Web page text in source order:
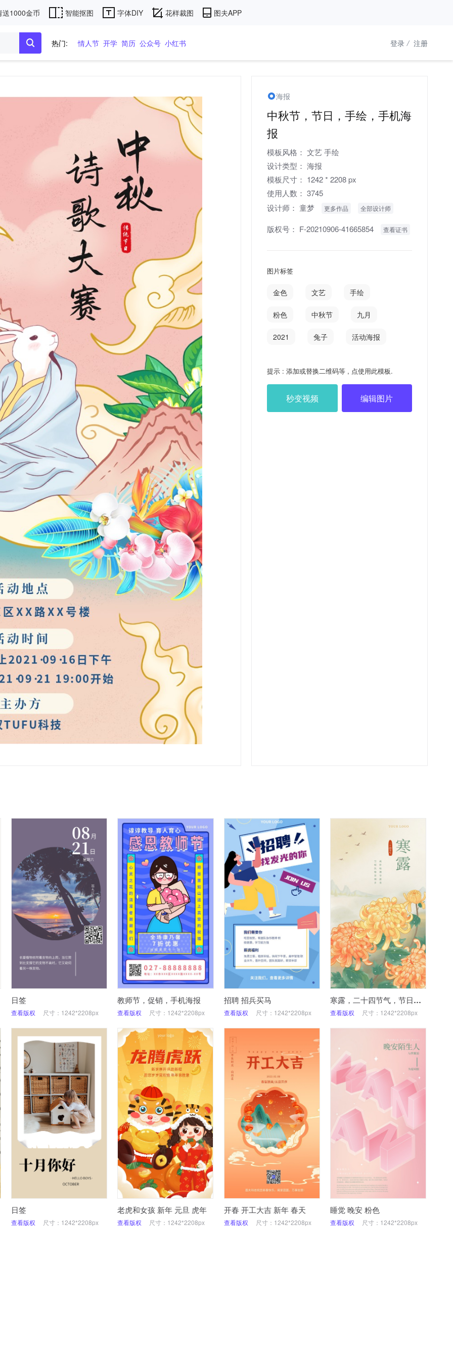
送1000金币 智能抠图 字体DIY 花样裁图 图夫APP
热门: 情人节 开学 简历 公众号 小红书 登录 / 注册
海报
中秋节，节日，手绘，手机海
报
模板风格： 文艺手绘
设计类型： 海报
模板尺寸： 1242 * 2208 px
使用人数： 3745
设计师： 童梦 更多作品 全部设计师
版权号： F-20210906-41665854 查看证书
图片标签
金色 文艺 手绘
粉色 中秋节 九月
2021 兔子 活动海报
提示 : 添加或替换二维码等 , 点使用此模板.
秒变视频 编辑图片
日签
查看版权 尺寸：1242*2208px
教师节，促销，手机海报
查看版权 尺寸：1242*2208px
招聘 招兵买马
查看版权 尺寸：1242*2208px
寒露，二十四节气，节日，手机海报
查看版权 尺寸：1242*2208px
日签
查看版权 尺寸：1242*2208px
老虎和女孩 新年 元旦 虎年
查看版权 尺寸：1242*2208px
开春 开工大吉 新年 春天
查看版权 尺寸：1242*2208px
睡觉 晚安 粉色
查看版权 尺寸：1242*2208px